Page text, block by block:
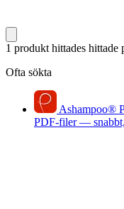
1 produkt hittades hittade
Ofta sökta
Ashampoo®
PDF-filer —